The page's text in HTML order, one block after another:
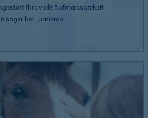
Ihre volle Aufmerksamkeit
sogar bei Turnieren.